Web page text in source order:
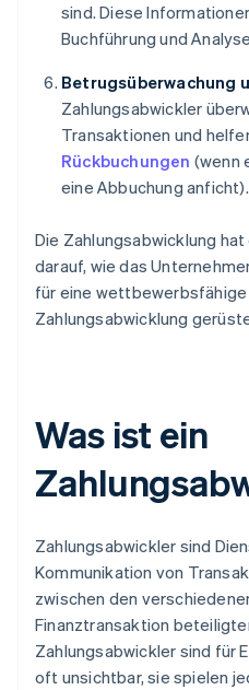
sind. Diese
Buchführung und
Betrugsüberwachung
Zahlungsabwickler
Transaktionen und
Rückbuchungen (wenn
eine Abbuchung anficht).
Die Zahlungsabwicklung
darauf, wie das
für eine
Zahlungsabwicklung
Was ist ein
Zahlungsabwickler sind
Kommunikation von
zwischen den
Finanztransaktion
Zahlungsabwickler sind für
oft unsichtbar, sie spielen